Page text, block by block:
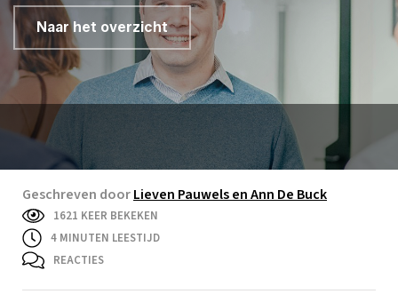
Naar het overzicht
Geschreven doorLieven Pauwels en Ann De Buck
1621 KEER BEKEKEN
4 MINUTEN LEESTIJD
REACTIES